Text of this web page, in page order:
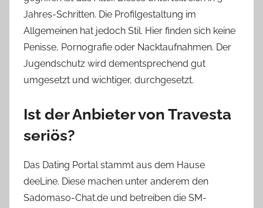
Jahres-Schritten. Die Profilgestaltung im
Allgemeinen hat jedoch Stil. Hier finden sich keine
Penisse, Pornografie oder Nacktaufnahmen. Der
Jugendschutz wird dementsprechend gut
umgesetzt und wichtiger, durchgesetzt.
Ist der Anbieter von Travesta
seriös?
Das Dating Portal stammt aus dem Hause
deeLine. Diese machen unter anderem den
Sadomaso-Chat.de und betreiben die SM-